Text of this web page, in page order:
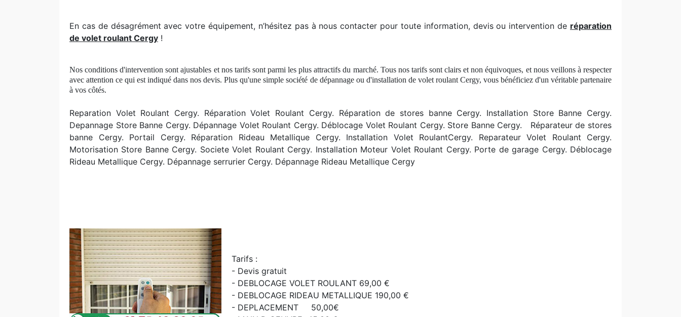
En cas de désagrément avec votre équipement, n’hésitez pas à nous contacter pour toute information, devis ou intervention de réparation
de volet roulant Cergy !
Nos conditions d'intervention sont ajustables et nos tarifs sont parmi les plus attractifs du marché. Tous nos tarifs sont clairs et non équivoques, et nous veillons à respecter
avec attention ce qui est indiqué dans nos devis. Plus qu'une simple société de dépannage ou d'installation de volet roulant Cergy, vous bénéficiezd'un véritable partenaire
à vos côtés.
Reparation Volet Roulant Cergy. Réparation Volet Roulant Cergy. Réparation de stores banne Cergy. Installation Store Banne Cergy.
Depannage Store Banne Cergy. Dépannage Volet Roulant Cergy. Déblocage Volet Roulant Cergy. Store Banne Cergy. Réparateur de stores
banne Cergy. Portail Cergy. Réparation Rideau Metallique Cergy. Installation Volet RoulantCergy. Reparateur Volet Roulant Cergy.
Motorisation Store Banne Cergy. Societe Volet Roulant Cergy. Installation Moteur Volet Roulant Cergy. Porte de garage Cergy. Déblocage
Rideau Metallique Cergy. Dépannage serrurier Cergy. Dépannage Rideau Metallique Cergy
Tarifs :
- Devis gratuit
- DEBLOCAGE VOLET ROULANT 69,00 €
- DEBLOCAGE RIDEAU METALLIQUE 190,00 €
- DEPLACEMENT 50,00€